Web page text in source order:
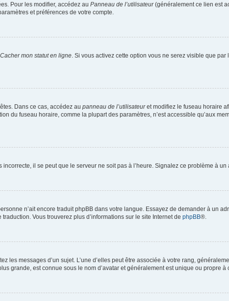
Pour les modifier, accédez au Panneau de l’utilisateur(généralement ce lien est
et préférences de votre compte.
Cacher mon statut en ligne . Si vous activez cette option vous ne serez visible que
Dans ce cas, accédez au panneau de l’utilisateuret modifiez le fuseau horaire
du fuseau horaire, comme la plupart des paramètres, n’est accessible qu’aux
il se peut que le serveur ne soit pas à l’heure. Signalez ce problème à un
n’ait encore traduit phpBB dans votre langue. Essayez de demander à un
Vous trouverez plus d’informations sur le site Internet de phpBB®.
les messages d’un sujet. L’une d’elles peut être associée à votre rang,
grande, est connue sous le nom d’avatar et généralement est unique ou propre à